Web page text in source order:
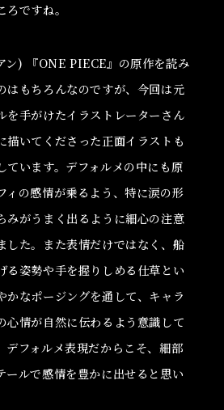
ろですね。
ン) 『ONE PIECE』の原作を読み
はもちろんなのですが、今回は元
を手がけたイラストレーターさん
描いてくださった正面イラストも
ています。デフォルメの中にも原
ィの感情が乗るよう、特に涙の形
みがうまく出るように細心の注意
した。また表情だけではなく、船
る姿勢や手を握りしめる仕草とい
かなポージングを通して、キャラ
心情が自然に伝わるよう意識して
デフォルメ表現だからこそ、細部
ールで感情を豊かに出せると思い